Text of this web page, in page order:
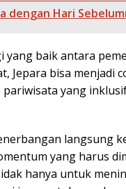
dengan Hari
yang baik antara
Jepara bisa menjadi
yang
langsung
yang harus
hanya untuk